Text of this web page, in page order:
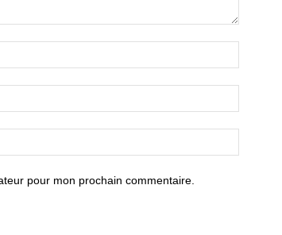
pour mon prochain commentaire.